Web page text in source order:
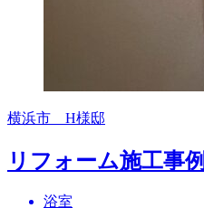
横浜市 H様邸
リフォーム施工事例
浴室